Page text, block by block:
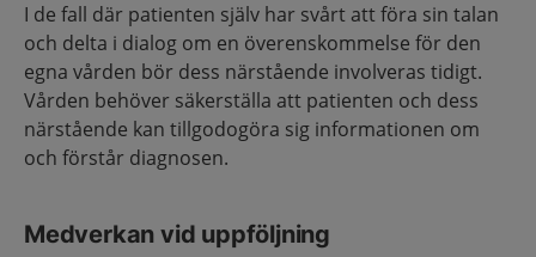
I de fall där patienten själv har svårt att föra sin talan
och delta i dialog om en överenskommelse för den
egna vården bör dess närstående involveras tidigt.
Vården behöver säkerställa att patienten och dess
närstående kan tillgodogöra sig informationen om
och förstår diagnosen.
Medverkan vid uppföljning